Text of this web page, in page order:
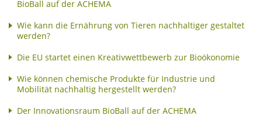
BioBall auf der ACHEMA
Wie kann die Ernährung von Tieren nachhaltiger gestaltet
werden?
Die EU startet einen Kreativwettbewerb zur Bioökonomie
Wie können chemische Produkte für Industrie und
Mobilität nachhaltig hergestellt werden?
Der Innovationsraum BioBall auf der ACHEMA